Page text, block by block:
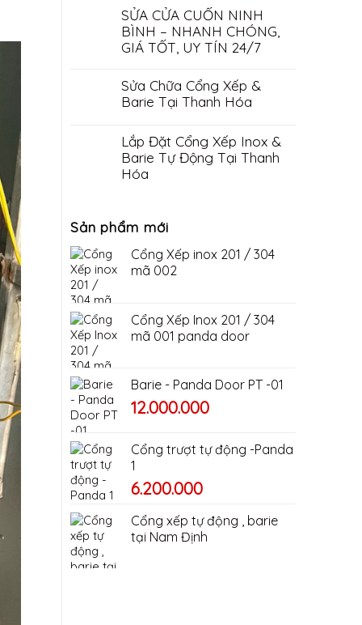
SỬA CỬA CUỐN NINH
BÌNH – NHANH CHÓNG,
GIÁ TỐT, UY TÍN 24/7
Sửa Chữa Cổng Xếp &
Barie Tại Thanh Hóa
Lắp Đặt Cổng Xếp Inox &
Barie Tự Động Tại Thanh
Hóa
Sản phẩm mới
Cổng Xếp inox 201 / 304
mã 002
Cổng Xếp Inox 201 / 304
mã 001 panda door
Barie - Panda Door PT -01
Giá
16.000.000₫.
12.000.000Giá
là:
Cổng trượt tự động -Panda
1
6.200.000
Cổng xếp tự động , barie
tại Nam Định